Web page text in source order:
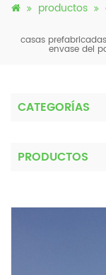
productos
casas
envase del
CATEGORÍAS
PRODUCTOS